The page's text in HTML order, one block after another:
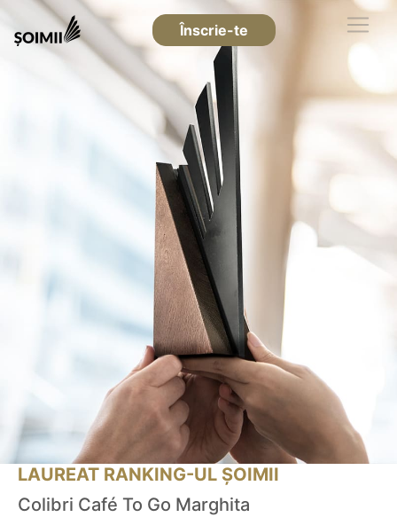
Înscrie-te
LAUREAT RANKING-UL ȘOIMII
Colibri Café To Go Marghita